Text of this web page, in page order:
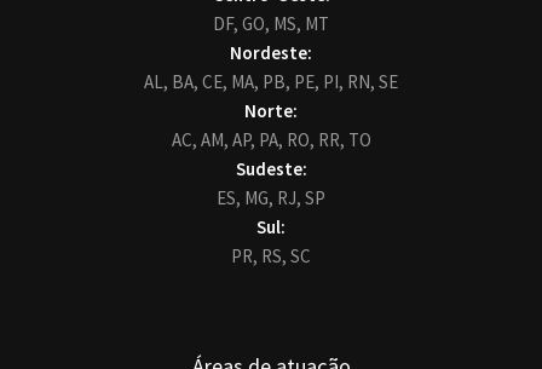
DF, GO, MS, MT
Nordeste:
AL, BA, CE, MA, PB, PE, PI, RN, SE
Norte:
AC, AM, AP, PA, RO, RR, TO
Sudeste:
ES, MG, RJ, SP
Sul:
PR, RS, SC